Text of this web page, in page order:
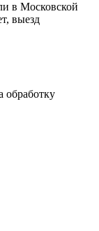
в Московской
выезд
обработку